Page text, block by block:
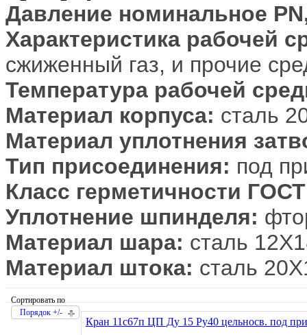
Давление номинальное
Характеристика рабочей
сжиженный газ, и прочие
Температура рабочей
Материал корпуса: сталь
Материал уплотнения
Тип присоединения: под
Класс герметичности
Уплотнение шпинделя:
Материал шара: сталь
Материал штока: сталь
Сортировать по
Порядок +/-
Кран 11с67п ЦП Ду 15 Ру40 цельносв. под